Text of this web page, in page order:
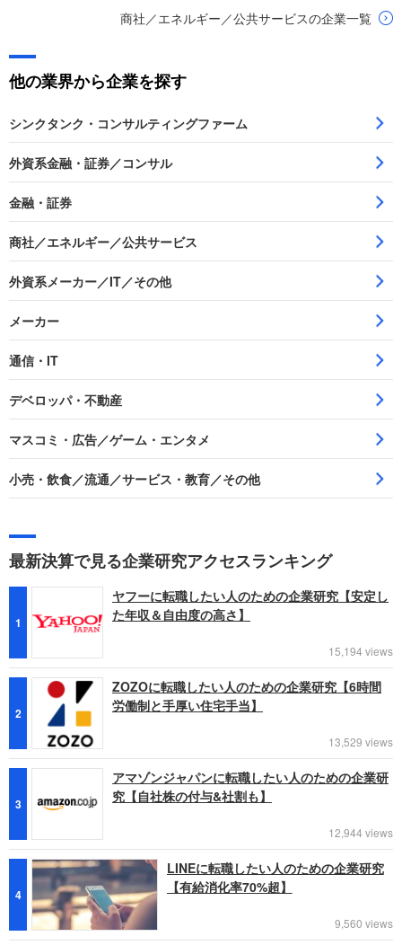
商社／エネルギー／公共サービスの企業一覧
他の業界から企業を探す
シンクタンク・コンサルティングファーム
外資系金融・証券／コンサル
金融・証券
商社／エネルギー／公共サービス
外資系メーカー／IT／その他
メーカー
通信・IT
デベロッパ・不動産
マスコミ・広告／ゲーム・エンタメ
小売・飲食／流通／サービス・教育／その他
最新決算で見る企業研究アクセスランキング
1
ヤフーに転職したい人のための企業研究【安定し
た年収＆自由度の高さ】
15,194 views
2
ZOZOに転職したい人のための企業研究【6時間
労働制と手厚い住宅手当】
13,529 views
3
アマゾンジャパンに転職したい人のための企業研
究【自社株の付与&社割も】
12,944 views
4
LINEに転職したい人のための企業研究
【有給消化率70%超】
9,560 views